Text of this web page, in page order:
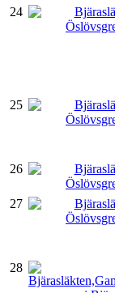
24
25
26
27
28